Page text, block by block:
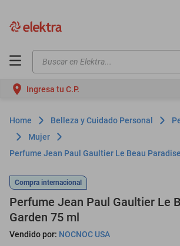
Buscar en Elektra...
Ingresa tu C.P.
Belleza y Cuidado Personal
Mujer
Perfume Jean Paul Gaultier Le Beau
Compra internacional
Perfume Jean Paul Gaultier Le
Garden 75 ml
Vendido por: NOCNOC USA
motos
moto
celulares
iphones
refrigeradores
lavadoras
colchones
salas